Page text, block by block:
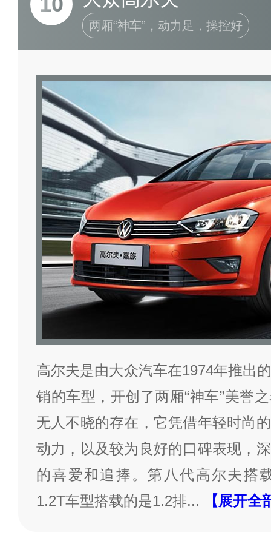
两厢“神车”，动力足，操控好
高尔夫是由大众汽车在1974年推出
销的车型，开创了两厢“神车”美誉
无人不晓的存在，它凭借年轻时尚
动力，以及较为良好的口碑表现，
的喜爱和追捧。第八代高尔夫搭
1.2T车型搭载的是1.2排... 【展开全